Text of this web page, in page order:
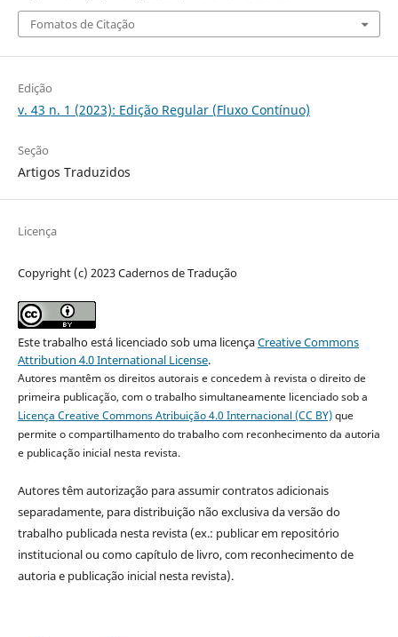
Fomatos de Citação
Edição
v. 43 n. 1 (2023): Edição Regular (Fluxo Contínuo)
Seção
Artigos Traduzidos
Licença
Copyright (c) 2023 Cadernos de Tradução
Este trabalho está licenciado sob uma licençaCreative Commons
Attribution 4.0 International License.
Autores mantêm os direitos autorais e concedem à revista o direito de
primeira publicação, com o trabalho simultaneamente licenciado sob a
Licença Creative Commons Atribuição 4.0 Internacional (CC BY)que
permite o compartilhamento do trabalho com reconhecimento da autoria
e publicação inicial nesta revista.
Autores têm autorização para assumir contratos adicionais
separadamente, para distribuição não exclusiva da versão do
trabalho publicada nesta revista (ex.: publicar em repositório
institucional ou como capítulo de livro, com reconhecimento de
autoria e publicação inicial nesta revista).